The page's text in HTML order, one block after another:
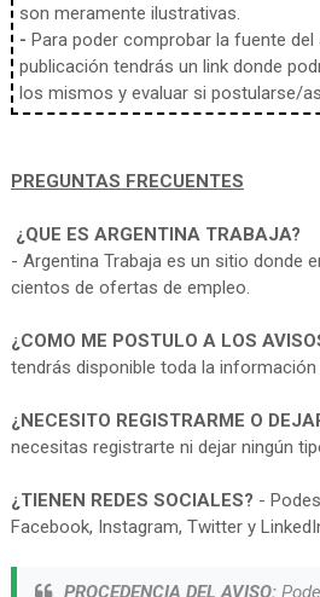
son meramente ilustrativas.
- Para poder comprobar la fuente del
publicación tendrás un link donde
los mismos y evaluar si postularse/
PREGUNTAS FRECUENTES
¿QUE ES ARGENTINA TRABAJA?
- Argentina Trabaja es un sitio donde
cientos de ofertas de empleo.
¿COMO ME POSTULO A LOS
tendrás disponible toda la
¿NECESITO REGISTRARME O
necesitas registrarte ni dejar ningún
¿TIENEN REDES SOCIALES? -
Facebook, Instagram, Twitter y
PROCEDENCIA DEL AVISO: